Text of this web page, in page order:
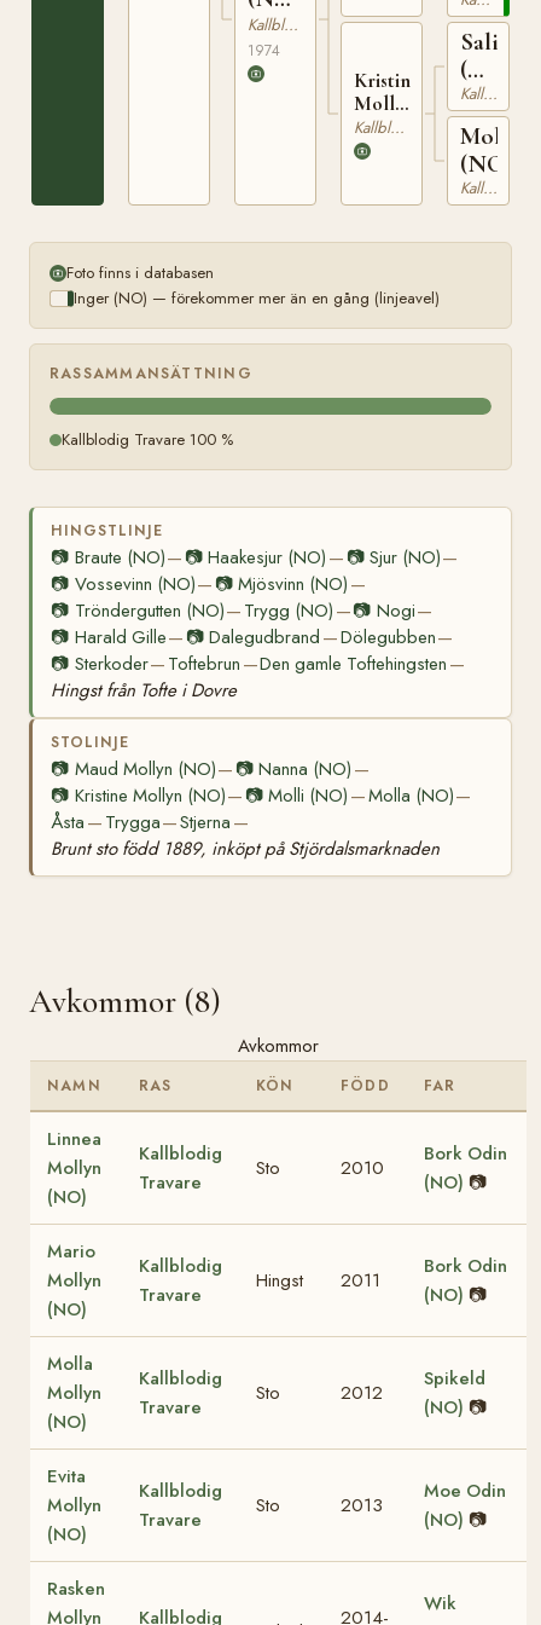
T-
24407
Kallblodig Travare
1974
Kristine
Mollyn
(NO)Kallblodig Travare
Saliff
(NO)
N
1937
Kallblodig Travare
Molli
(NO)
Kallblodig Travare
Foto finns i databasen
Inger (NO) — förekommer mer än en gång (linjeavel)
RASSAMMANSÄTTNING
Kallblodig Travare 100 %
HINGSTLINJE
📷 Braute (NO)— 📷Haakesjur (NO) — 📷 Sjur (NO)—
📷 Vossevinn (NO)— 📷Mjösvinn (NO) —
📷 Tröndergutten (NO)— Trygg (NO) —📷 Nogi—
📷 Harald Gille— 📷Dalegudbrand —Dölegubben—
📷 Sterkoder— Toftebrun —Den gamle Toftehingsten —
Hingst från Tofte i Dovre
STOLINJE
📷 Maud Mollyn (NO)— 📷Nanna (NO) —
📷 Kristine Mollyn (NO)— 📷Molli (NO) —Molla (NO)—
Åsta — Trygga—Stjerna —
Brunt sto född 1889, inköpt på Stjördalsmarknaden
Avkommor (8)
Avkommor
NAMN RAS KÖN FÖDD FAR
Linnea
Mollyn
(NO)
Kallblodig
Travare
Sto 2010
Bork Odin
(NO) 📷
Mario
Mollyn
(NO)
Kallblodig
Travare
Hingst 2011
Bork Odin
(NO) 📷
Molla
Mollyn
(NO)
Kallblodig
Travare
Sto 2012
Spikeld
(NO) 📷
Evita
Mollyn
(NO)
Kallblodig
Travare
Sto 2013
Moe Odin
(NO) 📷
Rasken
Mollyn
Kallblodig 2014-
Wik